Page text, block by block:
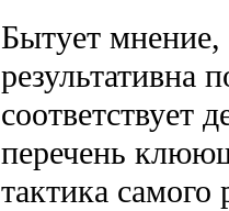
Бытует
результативна
соответствует
перечень
тактика самого